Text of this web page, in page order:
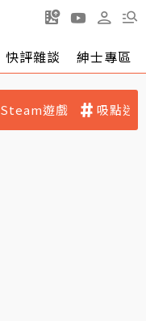
快評雜談 紳士專區
Steam遊戲 吸點迷